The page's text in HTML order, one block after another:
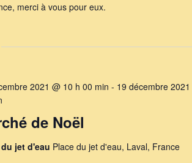
merci à vous pour eux.
de Noël
2021 @ 10 h 00 min - 19 décembre
jet d'eau Place du jet d'eau, Laval, France